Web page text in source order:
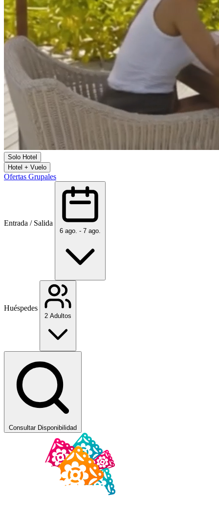
Solo Hotel
Hotel + Vuelo
Ofertas Grupales
Entrada / Salida
6 ago. - 7 ago.
Huéspedes
2 Adultos
Consultar Disponibilidad